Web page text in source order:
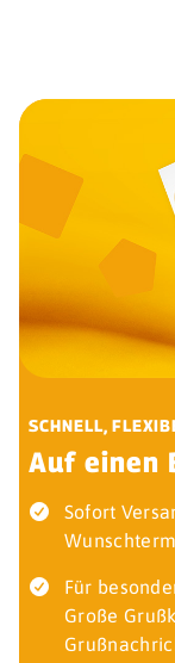
SCHNELL,
Auf einen
Sofort
Für
Große